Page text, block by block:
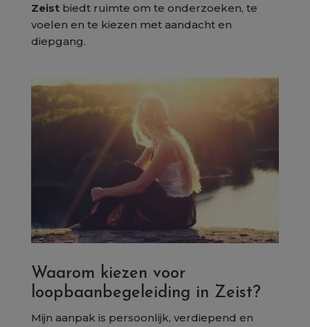
Zeistbiedt ruimte om te onderzoeken, te
voelen en te kiezen met aandacht en
diepgang.
Waarom kiezen voor
loopbaanbegeleiding in Zeist?
Mijn aanpak is persoonlijk, verdiepend en